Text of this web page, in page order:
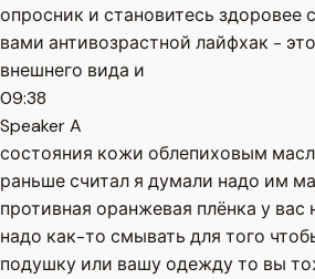
опросник и становитесь
вами антивозрастной лайфхак -
внешнего вида и
09:38
Speaker A
состояния кожи облепиховым
раньше считал я думали надо им
противная оранжевая плёнка у вас
надо как-то смывать для того
подушку или вашу одежду то вы